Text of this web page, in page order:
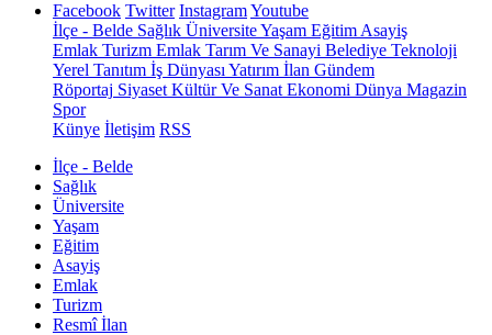
Facebook Twitter InstagramYoutube
İlçe - Belde Sağlık ÜniversiteYaşam Eğitim Asayiş
Emlak Turizm Emlak Tarım Ve Sanayi Belediye Teknoloji
Yerel Tanıtım İş Dünyası Yatırım İlan Gündem
Röportaj Siyaset Kültür Ve Sanat Ekonomi Dünya Magazin
Spor
Künye İletişim RSS
İlçe - Belde
Sağlık
Üniversite
Yaşam
Eğitim
Asayiş
Emlak
Turizm
Resmî İlan